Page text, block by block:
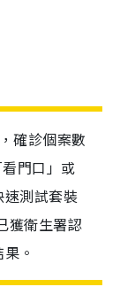
確診個案數
門口」或
測試套裝
獲衛生署認
。